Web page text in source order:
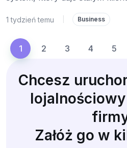
1 tydzień temu Business
1 2 3 4 5
Chcesz
Załóż go w